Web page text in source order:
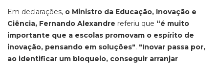
Em declarações, o Ministro da Educação, Inovação e
Ciência, Fernando Alexandre referiu que “é muito
importante que a escolas promovam o espírito de
inovação, pensando em soluções". "Inovar passa por,
ao identificar um bloqueio, conseguir arranjar